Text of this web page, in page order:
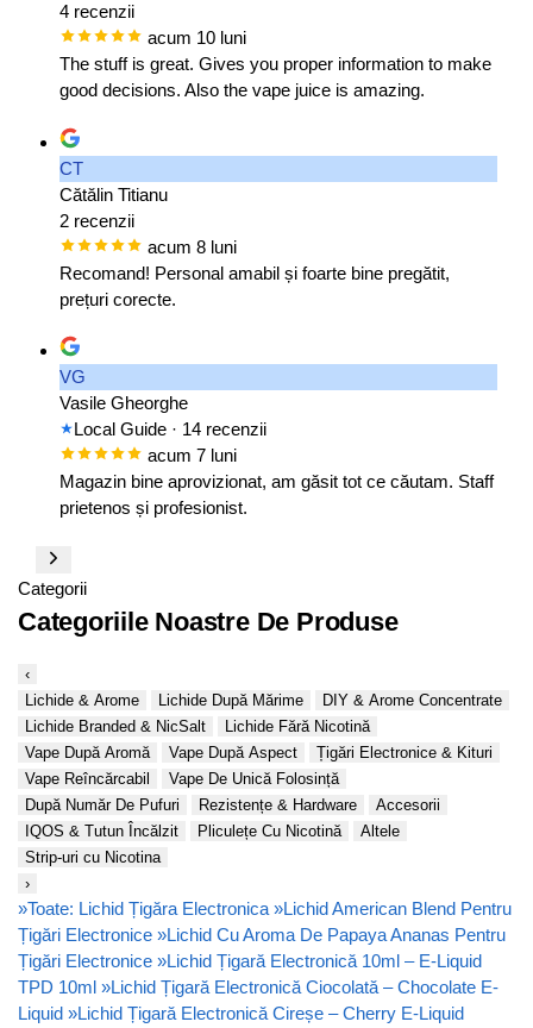
4 recenzii
acum 10 luni
The stuff is great. Gives you proper information to make
good decisions. Also the vape juice is amazing.
CT
Cătălin Titianu
2 recenzii
acum 8 luni
Recomand! Personal amabil și foarte bine pregătit,
prețuri corecte.
VG
Vasile Gheorghe
Local Guide · 14 recenzii
acum 7 luni
Magazin bine aprovizionat, am găsit tot ce căutam. Staff
prietenos și profesionist.
Categorii
Categoriile Noastre De Produse
‹
Lichide & Arome
Lichide După Mărime
DIY & Arome Concentrate
Lichide Branded & NicSalt
Lichide Fără Nicotină
Vape După Aromă
Vape După Aspect
Țigări Electronice & Kituri
Vape Reîncărcabil
Vape De Unică Folosință
După Număr De Pufuri
Rezistențe & Hardware
Accesorii
IQOS & Tutun Încălzit
Pliculețe Cu Nicotină
Altele
Strip-uri cu Nicotina
›
»Toate: Lichid Țigăra Electronica »Lichid American Blend Pentru
Țigări Electronice »Lichid Cu Aroma De Papaya Ananas Pentru
Țigări Electronice »Lichid Țigară Electronică 10ml – E-Liquid
TPD 10ml »Lichid Țigară Electronică Ciocolată – Chocolate E-
Liquid »Lichid Țigară Electronică Cireșe – Cherry E-Liquid